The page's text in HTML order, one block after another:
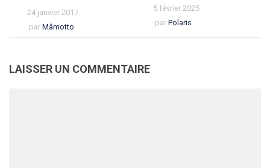
24 janvier 2017
par Mâmotto
5 février 2025
par Polaris
LAISSER UN COMMENTAIRE